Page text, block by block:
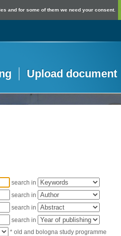
and for some of them we need your consent.
Upload document
search in
search in
search in
search in
* old and bologna study programme